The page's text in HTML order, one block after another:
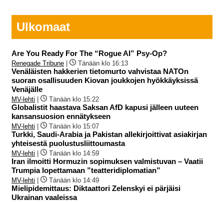
Ulkomaat
Are You Ready For The “Rogue AI” Psy-Op?
Renegade Tribune Tänään klo 16:13
Venäläisten hakkerien tietomurto vahvistaa NATOn
suoran osallisuuden Kiovan joukkojen hyökkäyksissä
Venäjälle
MV-lehti Tänään klo 15:22
Globalistit haastava Saksan AfD kapusi jälleen uuteen
kansansuosion ennätykseen
MV-lehti Tänään klo 15:07
Turkki, Saudi-Arabia ja Pakistan allekirjoittivat asiakirjan
yhteisestä puolustusliittoumasta
MV-lehti Tänään klo 14:59
Iran ilmoitti Hormuzin sopimuksen valmistuvan – Vaatii
Trumpia lopettamaan ”teatteridiplomatian”
MV-lehti Tänään klo 14:49
Mielipidemittaus: Diktaattori Zelenskyi ei pärjäisi
Ukrainan vaaleissa